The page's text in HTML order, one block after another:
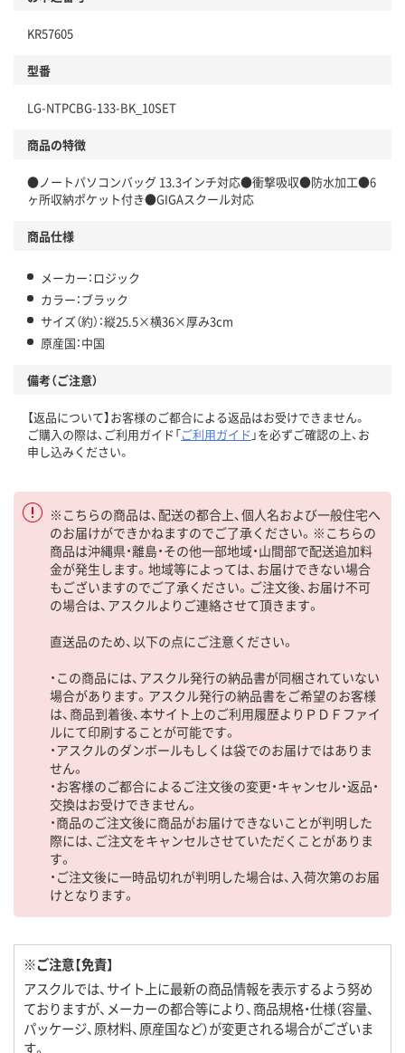
KR57605
型番
LG-NTPCBG-133-BK_10SET
商品の特徴
●ノートパソコンバッグ 13.3インチ対応●衝撃吸収●防水加工●6
ヶ所収納ポケット付き●GIGAスクール対応
商品仕様
メーカー：ロジック
カラー：ブラック
サイズ（約）：縦25.5×横36×厚み3cm
原産国：中国
備考（ご注意）
【返品について】お客様のご都合による返品はお受けできません。
ご購入の際は、ご利用ガイド「ご利用ガイド 」を必ずご確認の上、お
申し込みください。
※こちらの商品は、配送の都合上、個人名および一般住宅へ
のお届けができかねますのでご了承ください。※こちらの
商品は沖縄県・離島・その他一部地域・山間部で配送追加料
金が発生します。地域等によっては、お届けできない場合
もございますのでご了承ください。ご注文後、お届け不可
の場合は、アスクルよりご連絡させて頂きます。
直送品のため、以下の点にご注意ください。
・この商品には、アスクル発行の納品書が同梱されていない
場合があります。アスクル発行の納品書をご希望のお客様
は、商品到着後、本サイト上のご利用履歴よりＰＤＦファイ
ルにて印刷することが可能です。
・アスクルのダンボールもしくは袋でのお届けではありま
せん。
・お客様のご都合によるご注文後の変更・キャンセル・返品・
交換はお受けできません。
・商品のご注文後に商品がお届けできないことが判明した
際には、ご注文をキャンセルさせていただくことがありま
す。
・ご注文後に一時品切れが判明した場合は、入荷次第のお届
けとなります。
※ご注意【免責】
アスクルでは、サイト上に最新の商品情報を表示するよう努め
ておりますが、メーカーの都合等により、商品規格・仕様（容量、
パッケージ、原材料、原産国など）が変更される場合がございま
す。